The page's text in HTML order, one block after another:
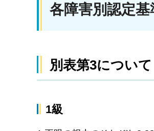
各障害別認定基
別表第3について
1級